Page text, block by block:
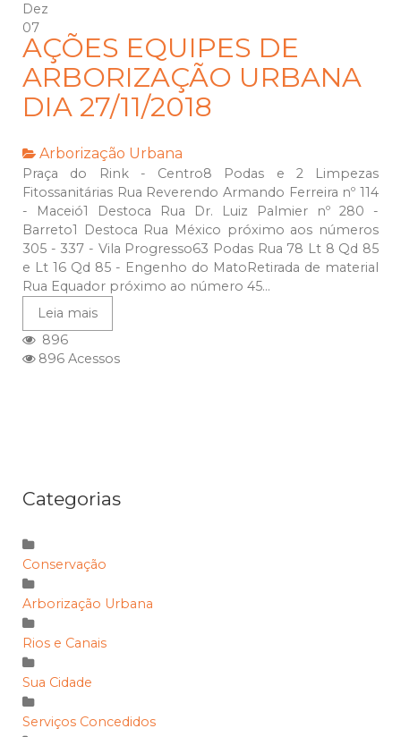
Dez
07
AÇÕES EQUIPES DE
ARBORIZAÇÃO URBANA
DIA 27/11/2018
Arborização Urbana
Praça do Rink - Centro8 Podas e 2 Limpezas
Fitossanitárias Rua Reverendo Armando Ferreira nº 114
- Maceió1 Destoca Rua Dr. Luiz Palmier nº 280 -
Barreto1 Destoca Rua México próximo aos números
305 - 337 - Vila Progresso63 Podas Rua 78 Lt 8 Qd 85
e Lt 16 Qd 85 - Engenho do MatoRetirada de material
Rua Equador próximo ao número 45...
Leia mais
896
896 Acessos
Categorias
Conservação
Arborização Urbana
Rios e Canais
Sua Cidade
Serviços Concedidos